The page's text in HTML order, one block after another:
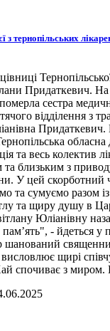
з тернопільських
Придаткевич.
сестра
відділення з
обласна
та весь колектив
та близьким з
У цей скорботний
та сумуємо разом
та щиру душу в
Юліанівну
- йдеться у
шанований
щирі
спочиває з миром.